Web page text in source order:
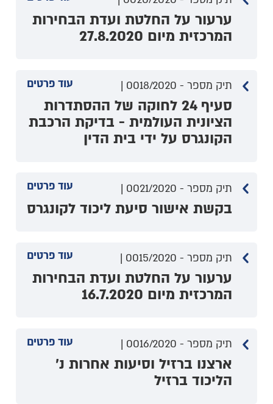
ערעור על החלטת ועדת הבחירות
המרכזית מיום 27.8.2020
עוד פרטים תיק מספר - 0018/2020 |
סעיף 24 לחוקה של ההסתדרות
הציונית העולמית - בדיקת הרכבת
הקונגרס על ידי בית הדין
עוד פרטים תיק מספר - 0021/2020 |
בקשת אישור סיעת ליכוד לקונגרס
עוד פרטים תיק מספר - 0015/2020 |
ערעור על החלטת ועדת הבחירות
המרכזית מיום 16.7.2020
עוד פרטים תיק מספר - 0016/2020 |
ארצנו ברזיל וסיעות אחרות נ'
הליכוד ברזיל